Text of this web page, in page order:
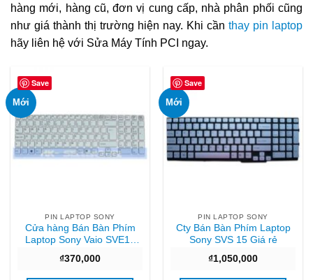
hàng mới, hàng cũ, đơn vị cung cấp, nhà phân phối cũng
như giá thành thị trường hiện nay. Khi cần thay pin laptop
hãy liên hệ với Sửa Máy Tính PCI ngay.
Save
Mới
PIN LAPTOP SONY
Cửa hàng Bán Bàn Phím
Laptop Sony Vaio SVE15
₫370,000
Save
Mới
PIN LAPTOP SONY
Cty Bán Bàn Phím Laptop
Sony SVS 15 Giá rẻ
₫1,050,000